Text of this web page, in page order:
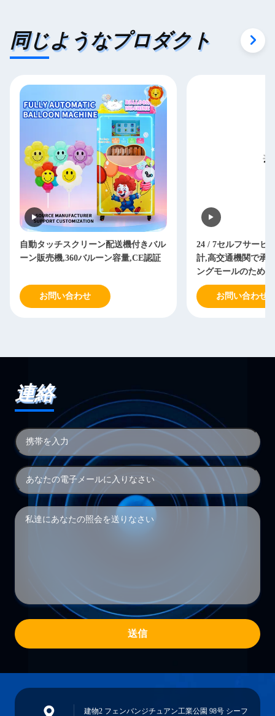
同じようなプロダクト
自動タッチスクリーン配送機付きバル
ーン販売機,360バルーン容量,CE認証
お問い合わせ
24 / 7セルフサービ
計,高交通機関で承
ングモールのため
お問い合わせ
連絡
送信
建物2 フェンバンジチュアン工業公園 98号 シーフ